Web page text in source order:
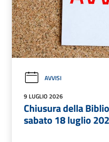
AVVISI
9 LUGLIO 2026
Chiusura della
sabato 18 luglio